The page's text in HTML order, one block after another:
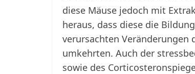
diese Mäuse jedoch mit
heraus, dass diese die
verursachten Veränderungen
umkehrten. Auch der
sowie des